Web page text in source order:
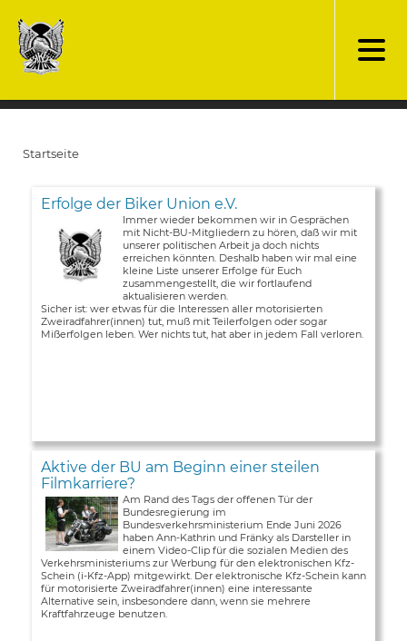
zum
Inhalt
Startseite
Erfolge der Biker Union e.V.
Immer wieder bekommen wir in Gesprächen
mit Nicht-BU-Mitgliedern zu hören, daß wir mit
unserer politischen Arbeit ja doch nichts
erreichen könnten. Deshalb haben wir mal eine
kleine Liste unserer Erfolge für Euch
zusammengestellt, die wir fortlaufend
aktualisieren werden.
Sicher ist: wer etwas für die Interessen aller motorisierten
Zweiradfahrer(innen) tut, muß mit Teilerfolgen oder sogar
Mißerfolgen leben. Wer nichts tut, hat aber in jedem Fall verloren.
Aktive der BU am Beginn einer steilen
Filmkarriere?
Am Rand des Tags der offenen Tür der
Bundesregierung im
Bundesverkehrsministerium Ende Juni 2026
haben Ann-Kathrin und Fränky als Darsteller in
einem Video-Clip für die sozialen Medien des
Verkehrsministeriums zur Werbung für den elektronischen Kfz-
Schein (i-Kfz-App) mitgewirkt. Der elektronische Kfz-Schein kann
für motorisierte Zweiradfahrer(innen) eine interessante
Alternative sein, insbesondere dann, wenn sie mehrere
Kraftfahrzeuge benutzen.